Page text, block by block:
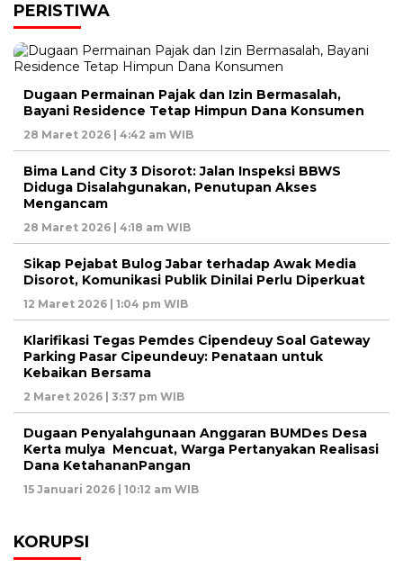
PERISTIWA
Dugaan Permainan Pajak dan Izin Bermasalah,
Bayani Residence Tetap Himpun Dana Konsumen
28 Maret 2026 | 4:42 am WIB
Bima Land City 3 Disorot: Jalan Inspeksi BBWS
Diduga Disalahgunakan, Penutupan Akses
Mengancam
28 Maret 2026 | 4:18 am WIB
Sikap Pejabat Bulog Jabar terhadap Awak Media
Disorot, Komunikasi Publik Dinilai Perlu Diperkuat
12 Maret 2026 | 1:04 pm WIB
Klarifikasi Tegas Pemdes Cipendeuy Soal Gateway
Parking Pasar Cipeundeuy: Penataan untuk
Kebaikan Bersama
2 Maret 2026 | 3:37 pm WIB
Dugaan Penyalahgunaan Anggaran BUMDes Desa
Kerta mulya Mencuat, Warga Pertanyakan Realisasi
Dana KetahananPangan
15 Januari 2026 | 10:12 am WIB
KORUPSI